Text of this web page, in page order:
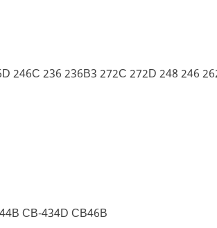
246C 236 236B3 272C 272D 248 246
CB-434D CB46B